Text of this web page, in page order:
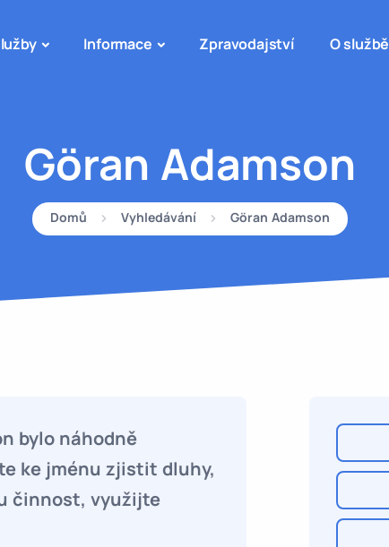
Informace Zpravodajství O službě
Göran Adamson
Domů Vyhledávání Göran Adamson
bylo náhodně
ke jménu zjistit dluhy,
činnost, využijte